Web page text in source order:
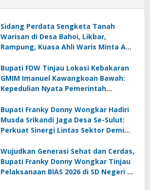
Sidang Perdata Sengketa Tanah
Warisan di Desa Bahoi, Likbar,
Rampung, Kuasa Ahli Waris Minta APH
Korupsi Dandes
Bupati FDW Tinjau Lokasi Kebakaran
GMIM Imanuel Kawangkoan Bawah:
Kepedulian Nyata Pemerintah
Terdampak
Bupati Franky Donny Wongkar Hadiri
Musda Srikandi Jaga Desa Se-Sulut:
Perkuat Sinergi Lintas Sektor Demi
Wujudkan Generasi Sehat dan Cerdas,
Bupati Franky Donny Wongkar Tinjau
Pelaksanaan BIAS 2026 di SD Negeri 2